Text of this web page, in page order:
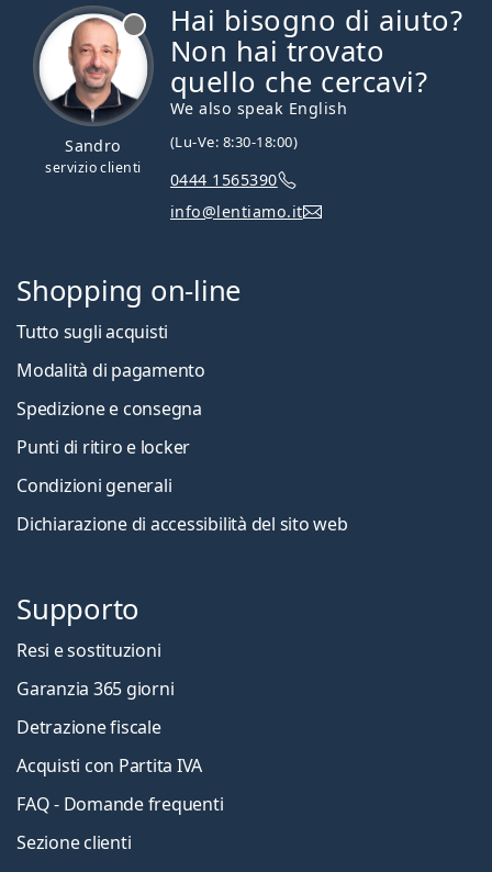
Sandro
servizio clienti
Hai bisogno di aiuto?
Non hai trovato
quello che cercavi?
We also speak English
(Lu-Ve: 8:30-18:00)
0444 1565390
info@lentiamo.it
Shopping on-line
Tutto sugli acquisti
Modalità di pagamento
Spedizione e consegna
Punti di ritiro e locker
Condizioni generali
Dichiarazione di accessibilità del sito web
Supporto
Resi e sostituzioni
Garanzia 365 giorni
Detrazione fiscale
Acquisti con Partita IVA
FAQ - Domande frequenti
Sezione clienti